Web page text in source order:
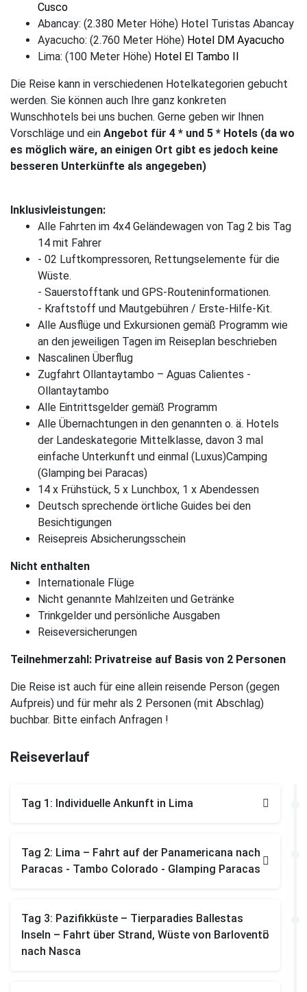
Cusco
Abancay: (2.380 Meter Höhe) Hotel Turistas Abancay
Ayacucho: (2.760 Meter Höhe) Hotel DM Ayacucho
Lima: (100 Meter Höhe) Hotel El Tambo II
Die Reise kann in verschiedenen Hotelkategorien gebucht
werden. Sie können auch Ihre ganz konkreten
Wunschhotels bei uns buchen. Gerne geben wir Ihnen
Vorschläge und ein Angebot für 4 * und 5 * Hotels (da wo
es möglich wäre, an einigen Ort gibt es jedoch keine
besseren Unterkünfte als angegeben)
Inklusivleistungen:
Alle Fahrten im 4x4 Geländewagen von Tag 2 bis Tag
14 mit Fahrer
- 02 Luftkompressoren, Rettungselemente für die
Wüste.
- Sauerstofftank und GPS-Routeninformationen.
- Kraftstoff und Mautgebühren / Erste-Hilfe-Kit.
Alle Ausflüge und Exkursionen gemäß Programm wie
an den jeweiligen Tagen im Reiseplan beschrieben
Nascalinen Überflug
Zugfahrt Ollantaytambo – Aguas Calientes -
Ollantaytambo
Alle Eintrittsgelder gemäß Programm
Alle Übernachtungen in den genannten o. ä. Hotels
der Landeskategorie Mittelklasse, davon 3 mal
einfache Unterkunft und einmal (Luxus)Camping
(Glamping bei Paracas)
14 x Frühstück, 5 x Lunchbox, 1 x Abendessen
Deutsch sprechende örtliche Guides bei den
Besichtigungen
Reisepreis Absicherungsschein
Nicht enthalten
Internationale Flüge
Nicht genannte Mahlzeiten und Getränke
Trinkgelder und persönliche Ausgaben
Reiseversicherungen
Teilnehmerzahl: Privatreise auf Basis von 2 Personen
Die Reise ist auch für eine allein reisende Person (gegen
Aufpreis) und für mehr als 2 Personen (mit Abschlag)
buchbar. Bitte einfach Anfragen !
Reiseverlauf
Tag 1: Individuelle Ankunft in Lima
Tag 2: Lima – Fahrt auf der Panamericana nach
Paracas - Tambo Colorado - Glamping Paracas
Tag 3: Pazifikküste – Tierparadies Ballestas
Inseln – Fahrt über Strand, Wüste von Barlovento
nach Nasca